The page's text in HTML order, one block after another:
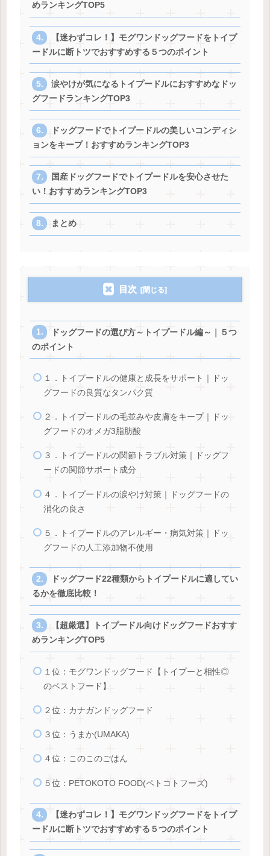
めランキングTOP5
【迷わずコレ！】モグワンドッグフードをトイプ
ードルに断トツでおすすめする５つのポイント
涙やけが気になるトイプードルにおすすめなドッ
グフードランキングTOP3
ドッグフードでトイプードルの美しいコンディシ
ョンをキープ！おすすめランキングTOP3
国産ドッグフードでトイプードルを安心させた
い！おすすめランキングTOP3
まとめ
目次
ドッグフードの選び方～トイプードル編～｜５つ
のポイント
１．トイプードルの健康と成長をサポート｜ドッ
グフードの良質なタンパク質
２．トイプードルの毛並みや皮膚をキープ｜ドッ
グフードのオメガ3脂肪酸
３．トイプードルの関節トラブル対策｜ドッグフ
ードの関節サポート成分
４．トイプードルの涙やけ対策｜ドッグフードの
消化の良さ
５．トイプードルのアレルギー・病気対策｜ドッ
グフードの人工添加物不使用
ドッグフード22種類からトイプードルに適してい
るかを徹底比較！
【超厳選】トイプードル向けドッグフードおすす
めランキングTOP5
１位：モグワンドッグフード【トイプーと相性◎
のベストフード】
２位：カナガンドッグフード
３位：うまか(UMAKA)
４位：このこのごはん
５位：PETOKOTO FOOD(ペトコトフーズ)
【迷わずコレ！】モグワンドッグフードをトイプ
ードルに断トツでおすすめする５つのポイント